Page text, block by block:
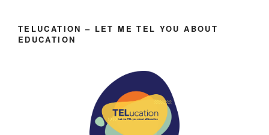
TELUCATION – LET ME TEL YOU ABOUT
EDUCATION